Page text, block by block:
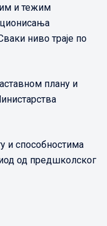
и тежим
ниво траје по
плану и
и способностима
од предшколског